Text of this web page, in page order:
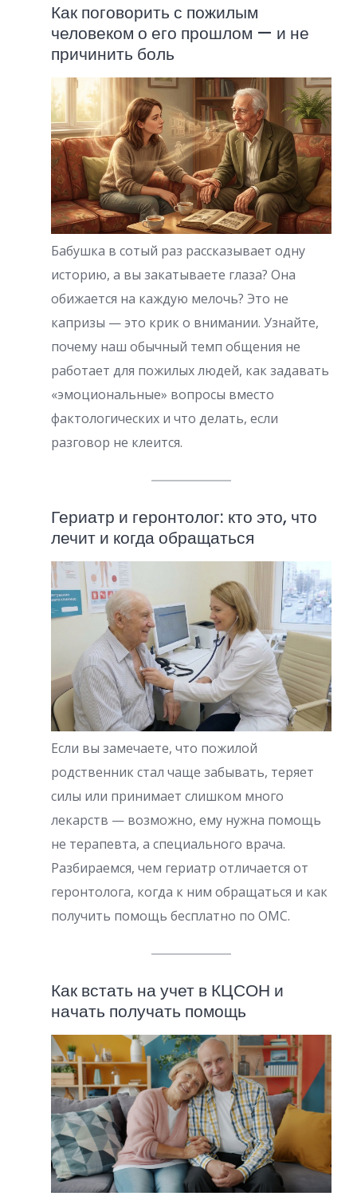
Как поговорить с пожилым
человеком о его прошлом — и не
причинить боль
Бабушка в сотый раз рассказывает одну
историю, а вы закатываете глаза? Она
обижается на каждую мелочь? Это не
капризы — это крик о внимании. Узнайте,
почему наш обычный темп общения не
работает для пожилых людей, как задавать
«эмоциональные» вопросы вместо
фактологических и что делать, если
разговор не клеится.
Гериатр и геронтолог: кто это, что
лечит и когда обращаться
Если вы замечаете, что пожилой
родственник стал чаще забывать, теряет
силы или принимает слишком много
лекарств — возможно, ему нужна помощь
не терапевта, а специального врача.
Разбираемся, чем гериатр отличается от
геронтолога, когда к ним обращаться и как
получить помощь бесплатно по ОМС.
Как встать на учет в КЦСОН и
начать получать помощь